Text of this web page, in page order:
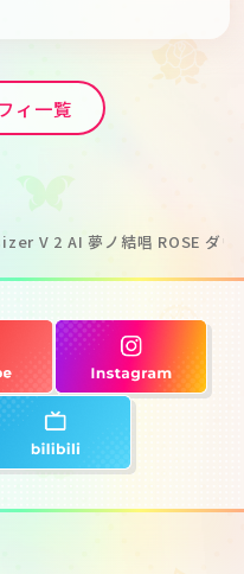
ィ一覧
V 2 AI 夢ノ結唱 ROSE ダウ